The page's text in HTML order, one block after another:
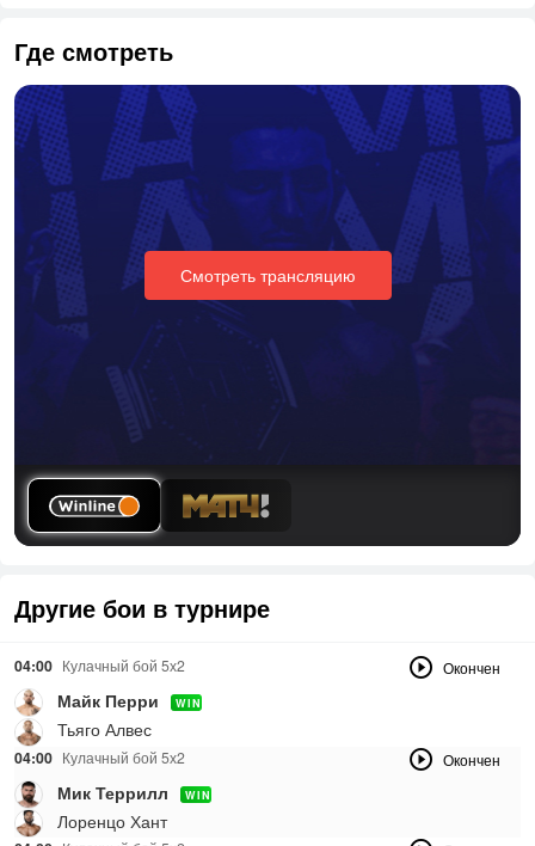
Где смотреть
Смотреть трансляцию
Другие бои в турнире
04:00 Кулачный бой 5х2 Окончен
Майк Перри WIN
Тьяго Алвес
04:00 Кулачный бой 5х2 Окончен
Мик Террилл WIN
Лоренцо Хант